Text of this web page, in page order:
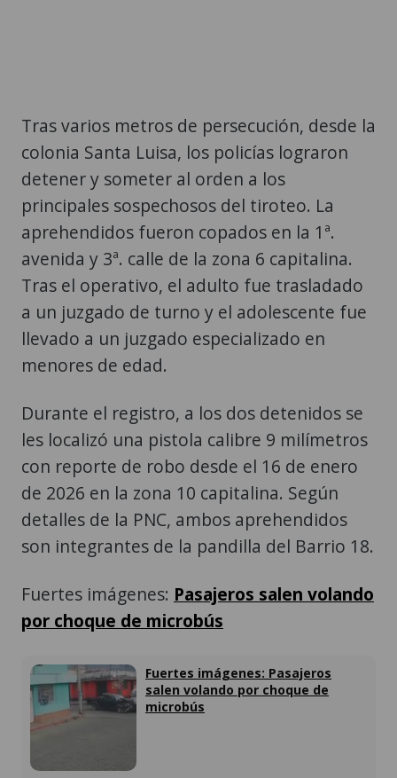
Tras varios metros de persecución, desde la
colonia Santa Luisa, los policías lograron
detener y someter al orden a los
principales sospechosos del tiroteo. La
aprehendidos fueron copados en la 1ª.
avenida y 3ª. calle de la zona 6 capitalina.
Tras el operativo, el adulto fue trasladado
a un juzgado de turno y el adolescente fue
llevado a un juzgado especializado en
menores de edad.
Durante el registro, a los dos detenidos se
les localizó una pistola calibre 9 milímetros
con reporte de robo desde el 16 de enero
de 2026 en la zona 10 capitalina. Según
detalles de la PNC, ambos aprehendidos
son integrantes de la pandilla del Barrio 18.
Fuertes imágenes: Pasajeros salen volando
por choque de microbús
Fuertes imágenes: Pasajeros
salen volando por choque de
microbús